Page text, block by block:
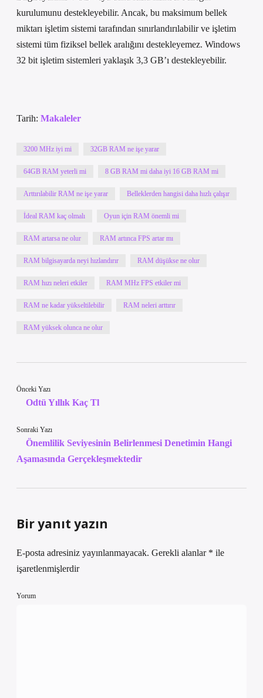
kurulumunu destekleyebilir. Ancak, bu maksimum bellek
miktarı işletim sistemi tarafından sınırlandırılabilir ve işletim
sistemi tüm fiziksel bellek aralığını destekleyemez. Windows
32 bit işletim sistemleri yaklaşık 3,3 GB’ı destekleyebilir.
Tarih: Makaleler
3200 MHz iyi mi 32GB RAM ne işe yarar
64GB RAM yeterli mi 8 GB RAM mi daha iyi 16 GB RAM mi
Arttırılabilir RAM ne işe yarar Belleklerden hangisi daha hızlı çalışır
İdeal RAM kaç olmalı Oyun için RAM önemli mi
RAM artarsa ne olur RAM artınca FPS artar mı
RAM bilgisayarda neyi hızlandırır RAM düşükse ne olur
RAM hızı neleri etkiler RAM MHz FPS etkiler mi
RAM ne kadar yükseltilebilir RAM neleri arttırır
RAM yüksek olunca ne olur
Önceki Yazı
Odtü Yıllık Kaç Tl
Sonraki Yazı
Önemlilik Seviyesinin Belirlenmesi Denetimin Hangi
Aşamasında Gerçekleşmektedir
Bir yanıt yazın
E-posta adresiniz yayınlanmayacak. Gerekli alanlar * ile
işaretlenmişlerdir
Yorum